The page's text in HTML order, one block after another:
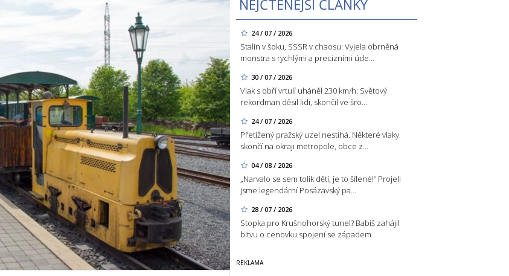
NEJČTENĚJŠÍ ČLÁNKY
24 / 07 / 2026
Stalin v šoku, SSSR v chaosu: Vyjela obrněná
monstra s rychlými a precizními úde…
30 / 07 / 2026
Vlak s obří vrtulí uháněl 230 km/h: Světový
rekordman děsil lidi, skončil ve šro…
24 / 07 / 2026
Přetížený pražský uzel nestíhá. Některé vlaky
skončí na okraji metropole, obce z…
04 / 08 / 2026
„Narvalo se sem tolik dětí, je to šílené!“ Projeli
jsme legendární Posázavský pa…
28 / 07 / 2026
Stopka pro Krušnohorský tunel? Babiš zahájil
bitvu o cenovku spojení se západem